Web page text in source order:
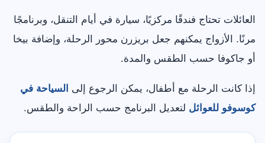
العائلات تحتاج فندقًا مركزيًا، سيارة في أيام التنقل، وبرنامجًا
مرنًا. الأزواج يمكنهم جعل بريزرن محور الرحلة، وإضافة بيخا
أو جاكوفا حسب الطقس والمدة.
إذا كانت الرحلة مع أطفال، يمكن الرجوع إلى السياحة في
كوسوفو للعوائل لتعديل البرنامج حسب الراحة والطقس.